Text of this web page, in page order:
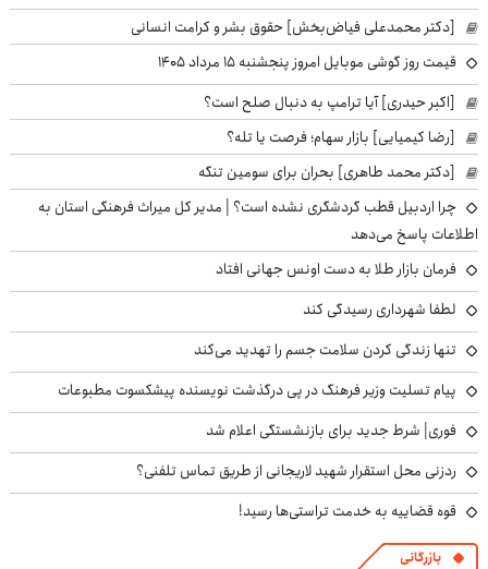
[دکتر محمدعلی فیاض‌بخش] حقوق بشر و کرامت انسانی
قیمت روز گوشی موبایل امروز پنجشنبه ۱۵ مرداد ۱۴۰۵
[اکبر حیدری] آیا ترامپ به دنبال صلح است؟
[رضا کیمیایی] بازار سهام؛ فرصت یا تله؟
[دکتر محمد طاهری] بحران برای سومین تنگه
چرا اردبیل قطب گردشگری نشده است؟ | مدیر کل میراث فرهنگی استان به
اطلاعات پاسخ می‌دهد
فرمان بازار طلا به دست اونس جهانی افتاد
لطفا شهرداری رسیدگی کند
تنها زندگی کردن سلامت جسم را تهدید می‌کند
پیام تسلیت وزیر فرهنگ در پی درگذشت نویسنده پیشکسوت مطبوعات
فوری| شرط جدید برای بازنشستگی اعلام شد
ردزنی محل استقرار شهید لاریجانی از طریق تماس تلفنی؟
قوه قضاییه به خدمت تراستی‌ها رسید!
بازرگانی